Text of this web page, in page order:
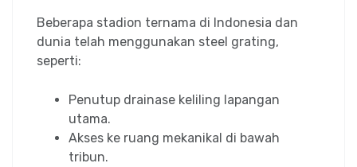
Beberapa stadion ternama di Indonesia dan
dunia telah menggunakan steel grating,
seperti:
Penutup drainase keliling lapangan
utama.
Akses ke ruang mekanikal di bawah
tribun.